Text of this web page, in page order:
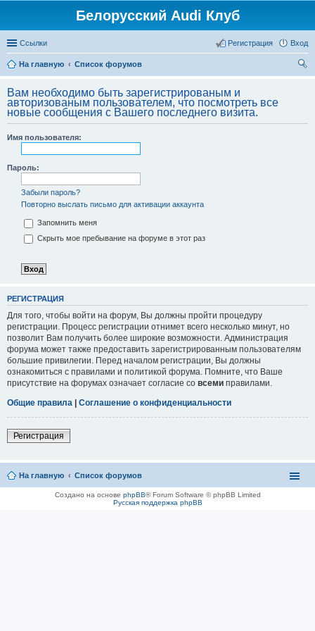
Белорусский Audi Клуб
Ссылки Вход
Регистрация
На главную
Список форумов
Вам необходимо быть зарегистрированым и
авторизованым пользователем, что посмотреть все
новые сообщения с Вашего последнего визита.
Имя пользователя:
Пароль:
Забыли пароль?
Повторно выслать письмо для активации аккаунта
Запомнить меня
Скрыть мое пребывание на форуме в этот раз
РЕГИСТРАЦИЯ
Для того, чтобы войти на форум, Вы должны пройти процедуру
регистрации. Процесс регистрации отнимет всего несколько минут, но
позволит Вам получить более широкие возможности. Администрация
форума может также предоставить зарегистрированным пользователям
большие привилегии. Перед началом регистрации, Вы должны
ознакомиться с правилами и политикой форума. Помните, что Ваше
присутствие на форумах означает согласие со всеми правилами.
Общие правила | Соглашение о конфиденциальности
Регистрация
На главную Список форумов
Создано на основе phpBB® Forum Software © phpBB Limited
Русская поддержка phpBB